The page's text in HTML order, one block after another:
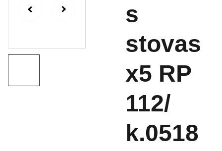
s
stovas
x5 RP
112/
k.0518